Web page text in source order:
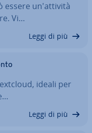
essere un'at­ti­vi­tà
Vi…
Leggi di più
ideali per
Leggi di più